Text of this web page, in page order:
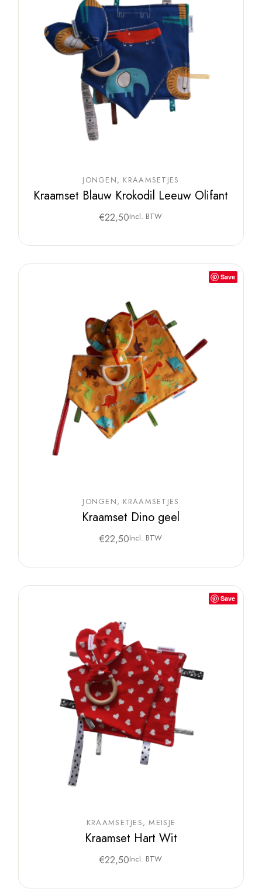
JONGEN KRAAMSETJES
Kraamset Blauw Krokodil Leeuw Olifant
€22,50Incl. BTW
Save
JONGEN KRAAMSETJES
Kraamset Dino geel
€22,50Incl. BTW
Save
KRAAMSETJES MEISJE
Kraamset Hart Wit
€22,50Incl. BTW